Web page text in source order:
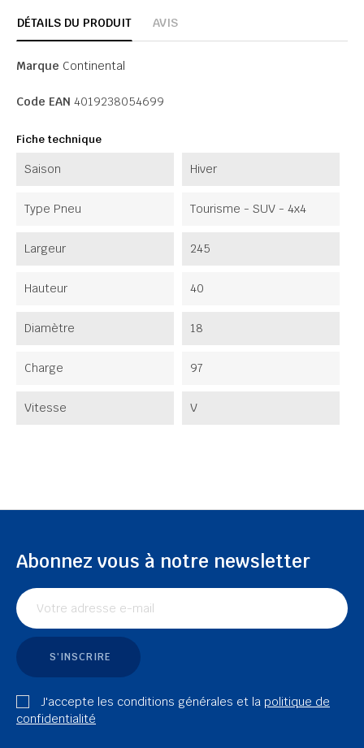
DÉTAILS DU PRODUIT AVIS
Marque Continental
Code EAN 4019238054699
Fiche technique
Saison Hiver
Type Pneu Tourisme - SUV - 4x4
Largeur 245
Hauteur 40
Diamètre 18
Charge 97
Vitesse V
Abonnez vous à notre newsletter
S'INSCRIRE
J'accepte les conditions générales et la politique de
confidentialité